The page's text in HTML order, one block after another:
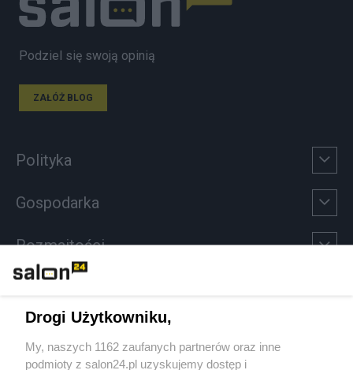
Podziel się swoją opinią
ZAŁÓŻ BLOG
Polityka
Gospodarka
Rozmaitości
Sport
Drogi Użytkowniku,
My, naszych 1162 zaufanych partnerów oraz inne
podmioty z salon24.pl uzyskujemy dostęp i